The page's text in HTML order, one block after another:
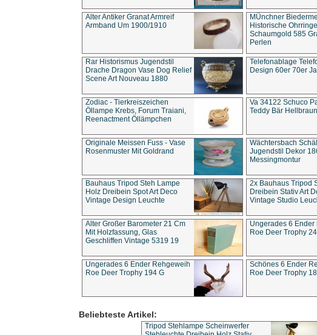
Alter Antiker Granat Armreif
Armband Um 1900/1910
MÜnchner
Historische Ohrringe
Schaumgold 585
Perlen
Rar Historismus Jugendstil
Drache Dragon Vase Dog Relief
Scene Art Nouveau 1880
Telefonablage
Design 60er 70er
Zodiac - Tierkreiszeichen
Öllampe Krebs, Forum Traiani,
Reenactment Öllämpchen
Va 34122 Schuco
Teddy Bär Hellbraun
Originale Meissen Fuss - Vase
Rosenmuster Mit Goldrand
Wächtersbach
Jugendstil Dekor
Messingmontur
Bauhaus Tripod Steh Lampe
Holz Dreibein Spot Art Deco
Vintage Design Leuchte
2x Bauhaus Tripod
Dreibein Stativ Art
Vintage Studio
Alter Großer Barometer 21 Cm
Mit Holzfassung, Glas
Geschliffen Vintage 5319 19
Ungerades 6 Ender
Roe Deer Trophy
Ungerades 6 Ender Rehgeweih
Roe Deer Trophy 194 G
Schönes 6 Ender
Roe Deer Trophy
Beliebteste Artikel:
Tripod Stehlampe Scheinwerfer